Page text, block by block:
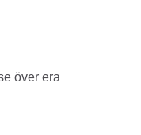
över era